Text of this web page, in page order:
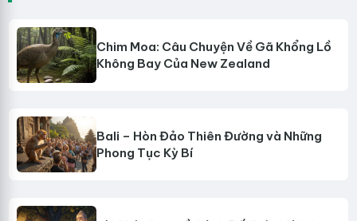
Chim Moa: Câu Chuyện Về Gã Khổng Lồ
Không Bay Của New Zealand
Bali – Hòn Đảo Thiên Đường và Những
Phong Tục Kỳ Bí